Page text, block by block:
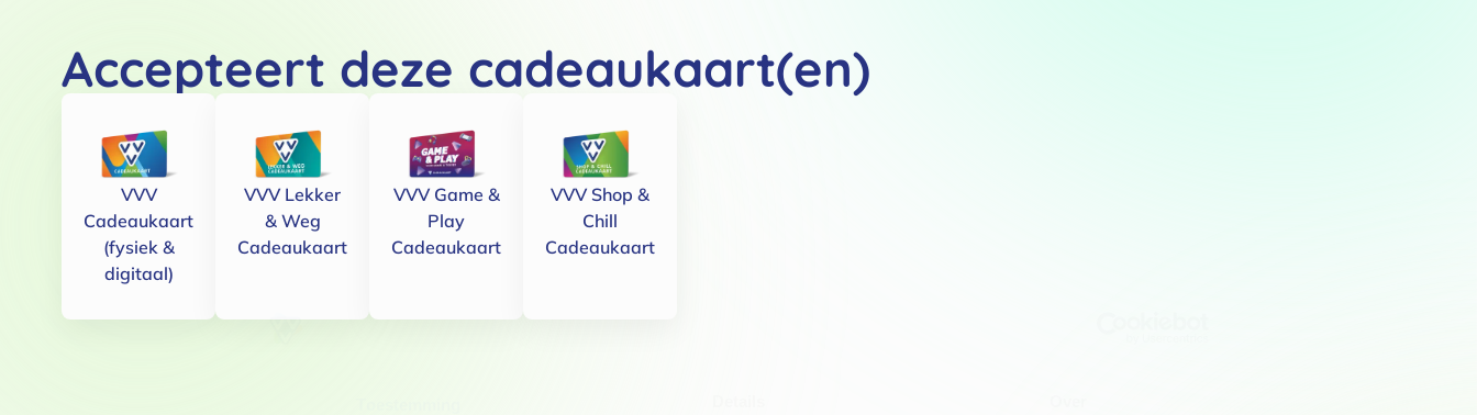
Accepteert deze cadeaukaart(en)
VVV
Cadeaukaart
(fysiek &
digitaal)
VVV Lekker
& Weg
Cadeaukaart
VVV Game &
Play
Cadeaukaart
VVV Shop &
Chill
Cadeaukaart